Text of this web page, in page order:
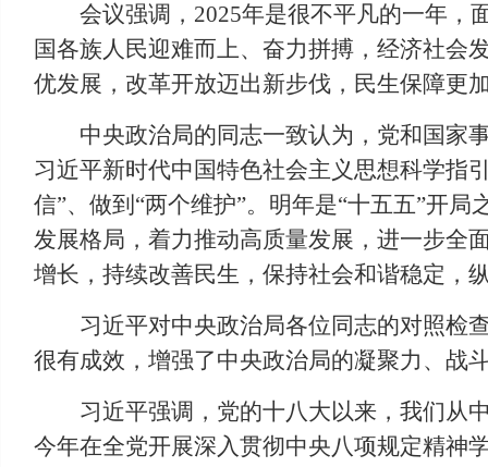
会议强调，2025年是很不平凡的一年，
国各族人民迎难而上、奋力拼搏，经济社会
优发展，改革开放迈出新步伐，民生保障更
中央政治局的同志一致认为，党和国家
习近平新时代中国特色社会主义思想科学指
信”、做到“两个维护”。明年是“十五五”开
发展格局，着力推动高质量发展，进一步全
增长，持续改善民生，保持社会和谐稳定，
习近平对中央政治局各位同志的对照检
很有成效，增强了中央政治局的凝聚力、战
习近平强调，党的十八大以来，我们从
今年在全党开展深入贯彻中央八项规定精神